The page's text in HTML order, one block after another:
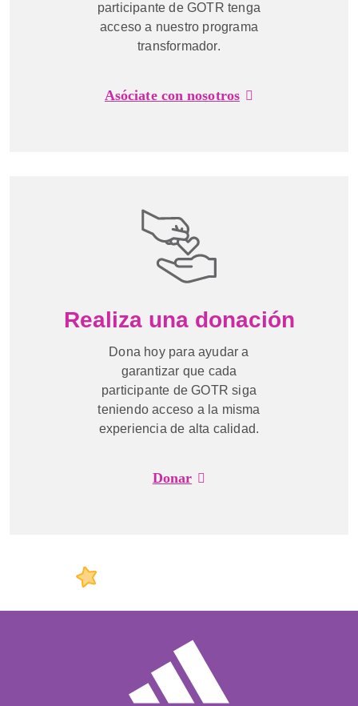
participante de GOTR tenga
acceso a nuestro programa
transformador.
Asóciate con nosotros
Realiza una donación
Dona hoy para ayudar a
garantizar que cada
participante de GOTR siga
teniendo acceso a la misma
experiencia de alta calidad.
Donar